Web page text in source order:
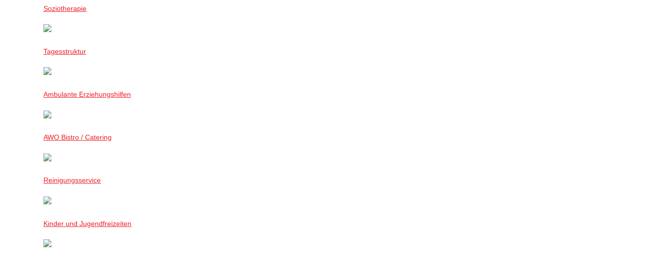
Soziotherapie
Tagesstruktur
Ambulante Erziehungshilfen
AWO Bistro / Catering
Reinigungsservice
Kinder und Jugendfreizeiten